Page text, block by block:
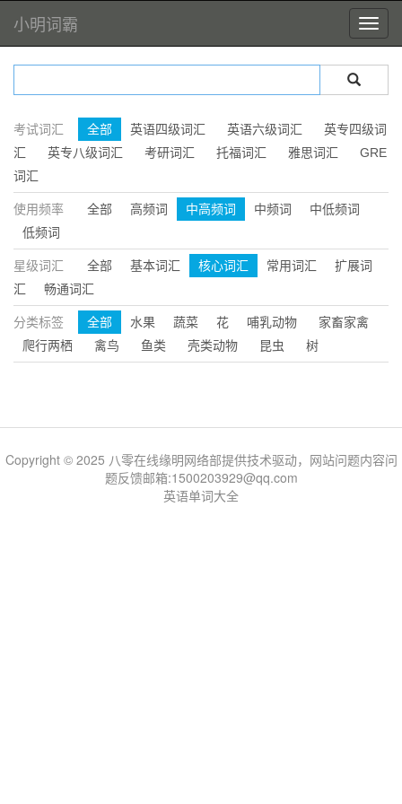
小明词霸
考试词汇 全部 英语四级词汇 英语六级词汇
英专四级词
汇
英专八级词汇 考研词汇 托福词汇 雅思词汇
GRE
词汇
使用频率 全部 高频词 中高频词 中频词
中低频词
低频词
星级词汇 全部 基本词汇 核心词汇 常用词汇
扩展词
汇
畅通词汇
分类标签 全部 水果 蔬菜 花 哺乳动物
家畜家禽
爬行两栖
禽鸟 鱼类 壳类动物 昆虫 树
Copyright © 2025 八零在线缘明网络部提供技术驱动，网站问题内容问
题反馈邮箱:1500203929@qq.com
英语单词大全